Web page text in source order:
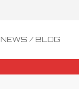
NEWS / BLOG